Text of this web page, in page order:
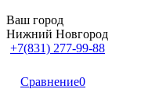
Ваш город
Нижний Новгород
+7(831) 277-99-88
Сравнение0